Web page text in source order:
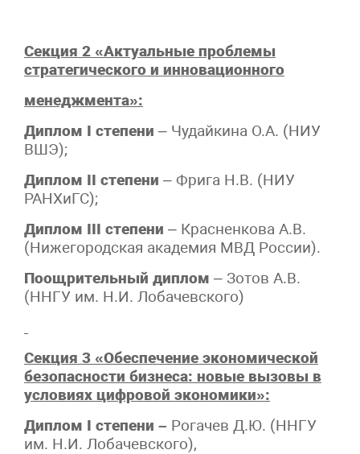
Секция 2 «Актуальные проблемы
стратегического и инновационного
менеджмента»:
Диплом I степени – Чудайкина О.А. (НИУ
ВШЭ);
Диплом II степени – Фрига Н.В. (НИУ
РАНХиГС);
Диплом III степени – Красненкова А.В.
(Нижегородская академия МВД России).
Поощрительный диплом – Зотов А.В.
(ННГУ им. Н.И. Лобачевского)
Секция 3 «Обеспечение экономической
безопасности бизнеса: новые вызовы в
условиях цифровой экономики»:
Диплом I степени – Рогачев Д.Ю. (ННГУ
им. Н.И. Лобачевского),